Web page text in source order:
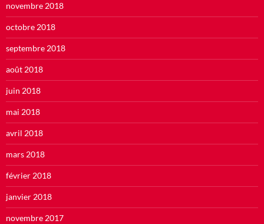
novembre 2018
octobre 2018
septembre 2018
août 2018
juin 2018
mai 2018
avril 2018
mars 2018
février 2018
janvier 2018
novembre 2017